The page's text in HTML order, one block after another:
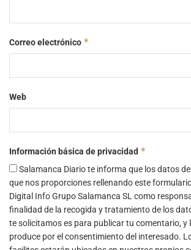
Correo electrónico *
Web
Información básica de privacidad *
Salamanca Diario te informa que los datos
que nos proporciones rellenando este
Digital Info Grupo Salamanca SL como
finalidad de la recogida y tratamiento de los
te solicitamos es para publicar tu comentario, y
produce por el consentimiento del interesado.